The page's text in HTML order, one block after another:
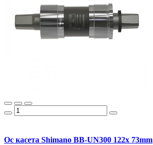
Ос касета Shimano BB-UN300 122x 73mm